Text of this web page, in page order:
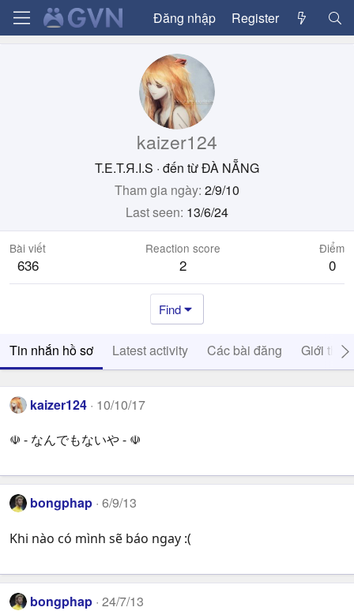
Đăng nhập Register
kaizer124
T.E.T.Я.I.S · đến từĐÀ NẴNG
Tham gia ngày 2/9/10
Last seen 13/6/24
Bài viết
636
Reaction score
2
Điểm
0
Find
Tin nhắn hồ sơ Latest activity Các bài đăng Giới thiệu
kaizer124 10/10/17
☫ - なんでもないや - ☫
bongphap 6/9/13
Khi nào có mình sẽ báo ngay :(
bongphap 24/7/13